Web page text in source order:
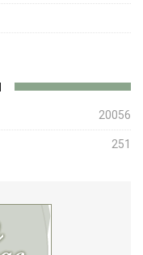
20056
251